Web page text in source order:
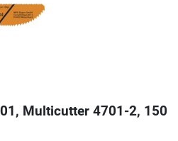
Multicutter 4701-2, 150